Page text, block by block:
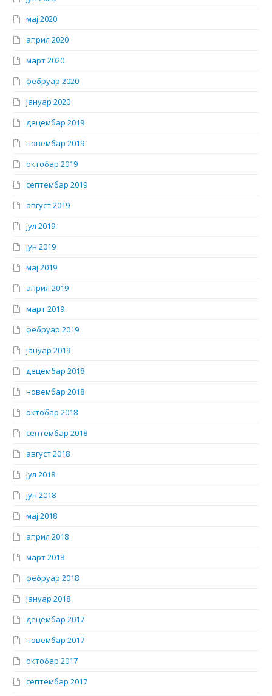
мај 2020
април 2020
март 2020
фебруар 2020
јануар 2020
децембар 2019
новембар 2019
октобар 2019
септембар 2019
август 2019
јул 2019
јун 2019
мај 2019
април 2019
март 2019
фебруар 2019
јануар 2019
децембар 2018
новембар 2018
октобар 2018
септембар 2018
август 2018
јул 2018
јун 2018
мај 2018
април 2018
март 2018
фебруар 2018
јануар 2018
децембар 2017
новембар 2017
октобар 2017
септембар 2017